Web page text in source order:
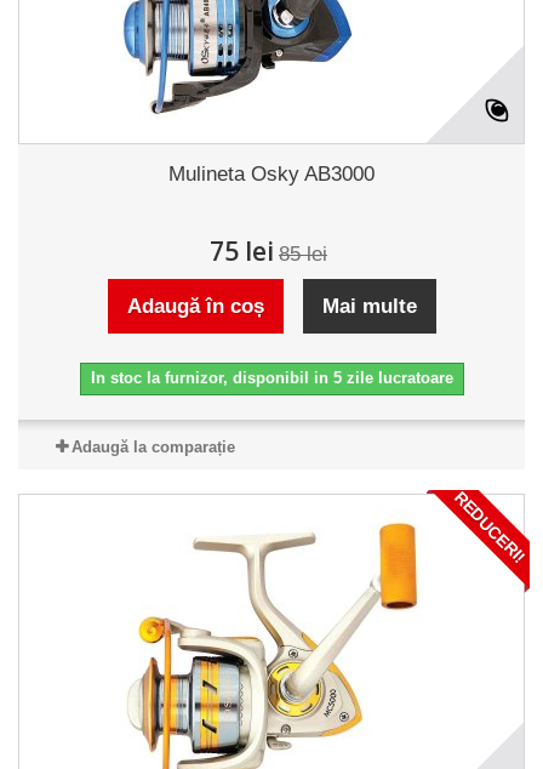
Mulineta Osky AB3000
75 lei 85 lei
Adaugă în coș Mai multe
In stoc la furnizor, disponibil in 5 zile lucratoare
Adaugă la comparație
REDUCERI!